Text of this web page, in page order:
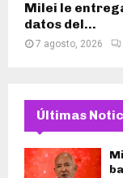
Milei le
datos del...
7 agosto, 2026
Últimas